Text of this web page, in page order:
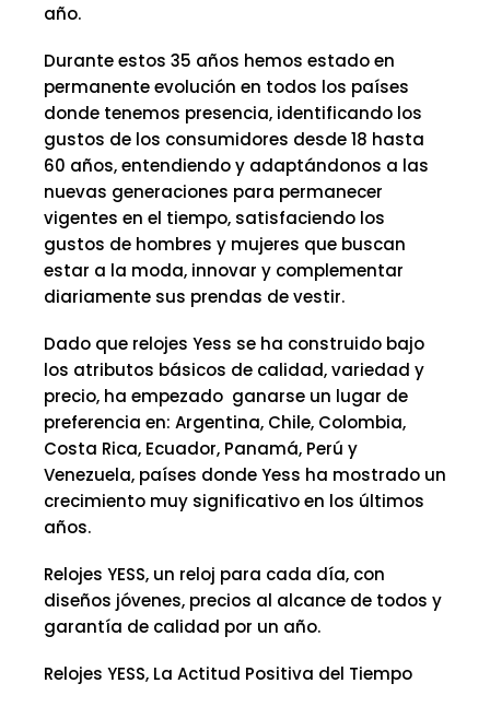
año.
Durante estos 35 años hemos estado en
permanente evolución en todos los países
donde tenemos presencia, identificando los
gustos de los consumidores desde 18 hasta
60 años, entendiendo y adaptándonos a las
nuevas generaciones para permanecer
vigentes en el tiempo, satisfaciendo los
gustos de hombres y mujeres que buscan
estar a la moda, innovar y complementar
diariamente sus prendas de vestir.
Dado que relojes Yess se ha construido bajo
los atributos básicos de calidad, variedad y
precio, ha empezado ganarse un lugar de
preferencia en: Argentina, Chile, Colombia,
Costa Rica, Ecuador, Panamá, Perú y
Venezuela, países donde Yess ha mostrado un
crecimiento muy significativo en los últimos
años.
Relojes YESS, un reloj para cada día, con
diseños jóvenes, precios al alcance de todos y
garantía de calidad por un año.
Relojes YESS, La Actitud Positiva del Tiempo